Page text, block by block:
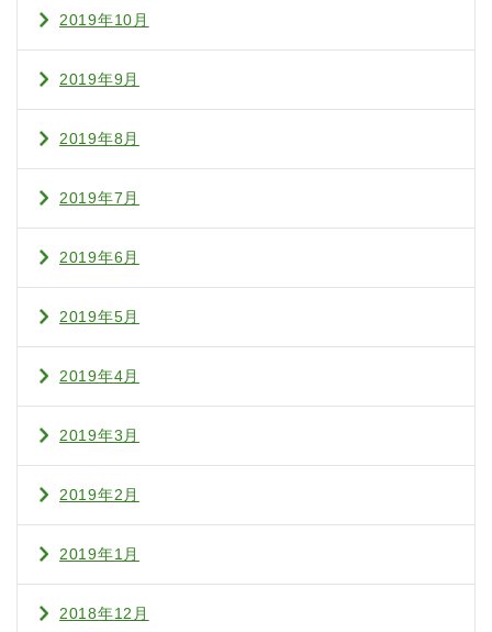
2019年10月
2019年9月
2019年8月
2019年7月
2019年6月
2019年5月
2019年4月
2019年3月
2019年2月
2019年1月
2018年12月